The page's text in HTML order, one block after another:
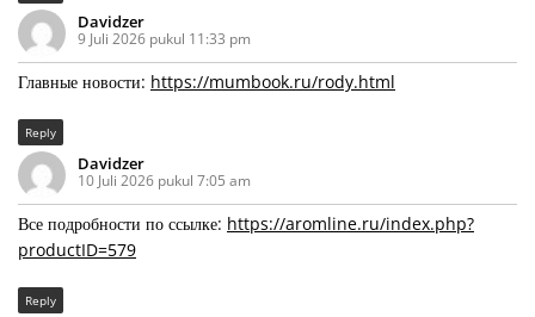
Davidzer
9 Juli 2026 pukul 11:33 pm
Главные новости: https://mumbook.ru/rody.html
Reply
Davidzer
10 Juli 2026 pukul 7:05 am
Все подробности по ссылке: https://aromline.ru/index.php?
productID=579
Reply